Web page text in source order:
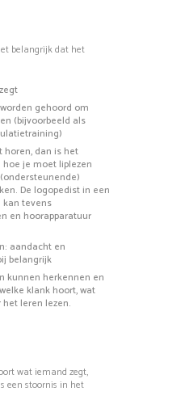
belangrijk dat het
gehoord om
(bijvoorbeeld als
dan is het
je moet liplezen
De logopedist in een
tevens
en hoorapparatuur
aandacht en
belangrijk
kunnen herkennen en
klank hoort, wat
leren lezen.
wat iemand zegt,
een stoornis in het